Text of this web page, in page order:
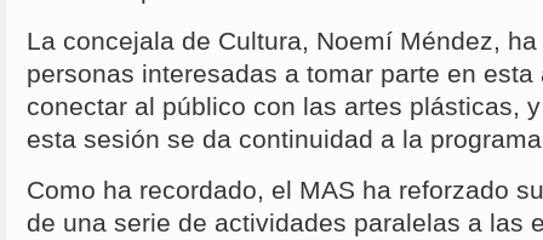
La concejala de Cultura, Noemí Méndez,
personas interesadas a tomar parte en
conectar al público con las artes plásticas,
esta sesión se da continuidad a la
Como ha recordado, el MAS ha reforzado
de una serie de actividades paralelas a las